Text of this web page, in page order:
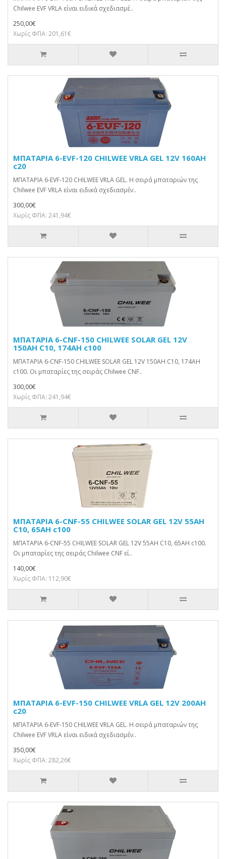
Chilwee EVF VRLA είναι ειδικά σχεδιασμέ..
250,00€
Χωρίς ΦΠΑ: 201,61€
ΜΠΑΤΑΡΙΑ 6-EVF-120 CHILWEE VRLA GEL 12V 160AH
c20
ΜΠΑΤΑΡΙΑ 6-EVF-120 CHILWEE VRLA GEL. Η σειρά μπαταριών της
Chilwee EVF VRLA είναι ειδικά σχεδιασμέν..
300,00€
Χωρίς ΦΠΑ: 241,94€
ΜΠΑΤΑΡΙΑ 6-CNF-150 CHILWEE SOLAR GEL 12V
150AH C10, 174AH c100
ΜΠΑΤΑΡΙΑ 6-CNF-150 CHILWEE SOLAR GEL 12V 150AH C10, 174AH
c100. Οι μπαταρίες της σειράς Chilwee CNF..
300,00€
Χωρίς ΦΠΑ: 241,94€
ΜΠΑΤΑΡΙΑ 6-CNF-55 CHILWEE SOLAR GEL 12V 55AH
C10, 65AH c100
ΜΠΑΤΑΡΙΑ 6-CNF-55 CHILWEE SOLAR GEL 12V 55AH C10, 65AH c100.
Οι μπαταρίες της σειράς Chilwee CNF εί..
140,00€
Χωρίς ΦΠΑ: 112,90€
ΜΠΑΤΑΡΙΑ 6-EVF-150 CHILWEE VRLA GEL 12V 200AH
c20
ΜΠΑΤΑΡΙΑ 6-EVF-150 CHILWEE VRLA GEL. Η σειρά μπαταριών της
Chilwee EVF VRLA είναι ειδικά σχεδιασμέν..
350,00€
Χωρίς ΦΠΑ: 282,26€